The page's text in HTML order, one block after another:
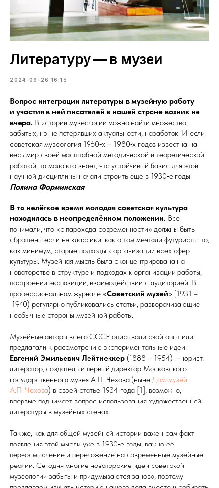
Литературу — в музеи
2024-09-26 16:15
Вопрос интеграции литературы в музейную работу
и участия в ней писателей в нашей стране возник не
вчера. В истории музеологии можно найти множество
забытых, но не потерявших актуальности, наработок. И если
советская музеология 1960‑х – 1980‑х годов известна на
весь мир своей масштабной методической и теоретической
работой, то мало кто знает, что устойчивый базис для этой
научной дисциплины начали строить ещё в 1930‑е годы.
Полина Форминская
В то нелёгкое время молодая советская культура
находилась в не­опре­делён­ном положении. Все
понимали, что «с парохода современности» должны быть
сброшены если не классики, как о том мечтали футуристы, то,
как минимум, старые подходы к организации всех сфер
культуры. Музейная мысль была сконцентрирована на
новаторстве в структуре и подходах к организации работы,
построении экспозиции, взаимодействии с аудиторией. В
профессиональном журнале «Советский музей» (1931 –
1940) регулярно публиковались статьи, разворачивающие
необычные стороны музейной работы.
Музейные авторы всего СССР описывали свой опыт или
предлагали к рассмотрению экспериментальные идеи.
Евгений Эмильевич Лейтнеккер (1888 – 1954) — юрист,
литератор, создатель и первый директор Московского
государственного музея А.П. Чехова (ныне Дом‑музей
А.П. Чехова) в своей статье 1934 года [1], возможно,
впервые поднимает вопрос использования художественной
литературы в музейных стенах.
Так же, как для общей музейной истории важен сам факт
появления этой мысли уже в 1930‑е годы, важно её
переосмысление и переложение на современные музейные
реалии. Сегодня многие новаторские идеи советской
музеологии забыты и придумываются заново, поэтому